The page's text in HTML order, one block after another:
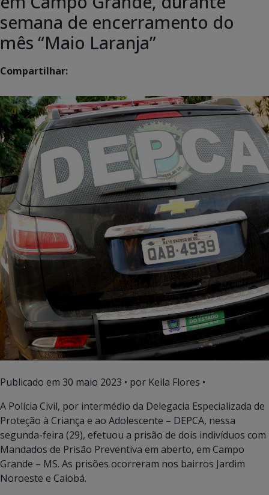
semana de encerramento do
mês “Maio Laranja”
Compartilhar:
Publicado em 30 maio 2023 • por Keila Flores •
A Polícia Civil, por intermédio da Delegacia Especializada de
Proteção à Criança e ao Adolescente – DEPCA, nessa
segunda-feira (29), efetuou a prisão de dois indivíduos com
Mandados de Prisão Preventiva em aberto, em Campo
Grande – MS. As prisões ocorreram nos bairros Jardim
Noroeste e Caiobá.